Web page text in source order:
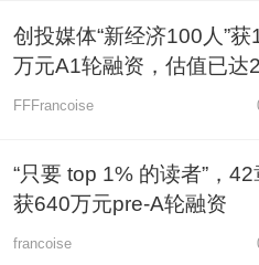
创投媒体“新经济100人”获
万元A1轮融资，估值已达
元
FFFrancoise
“只要 top 1% 的读者”，
获640万元pre-A轮融资
francoise